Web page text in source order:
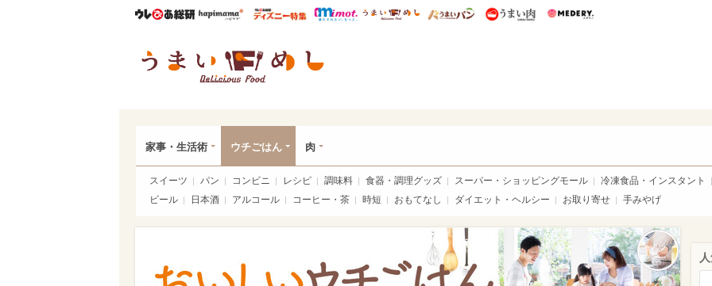
ウレぴあ総研ハピママ* ウレぴあ総研 ディズニー特集
mimot. うまいめし うまいパン うまい肉
家事・生活術 ウチごはん 肉
スイーツ パン コンビニ レシピ 調味料 食器・調理グッズ スーパー・ショッピングモール
冷凍食品・インスタント
ビール
日本酒 アルコール コーヒー・茶 時短 おもてなし ダイエット・ヘルシー お取り寄せ 手みやげ